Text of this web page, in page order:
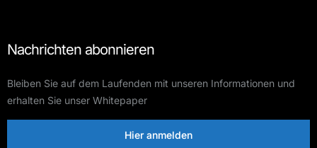
Nachrichten abonnieren
Bleiben Sie auf dem Laufenden mit unseren Informationen und
erhalten Sie unser Whitepaper
Hier anmelden